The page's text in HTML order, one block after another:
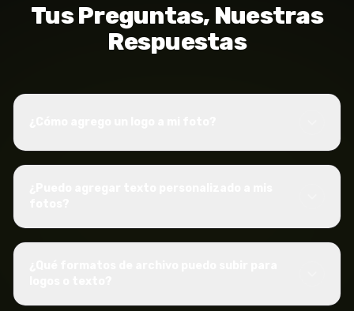
Tus Preguntas, Nuestras
Respuestas